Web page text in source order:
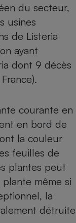
du secteur,
usines
de Listeria
ayant
dont 9 décès
courante en
en bord de
la couleur
feuilles de
plantes peut
même si
la
détruite
-
Ventilateur
à expressos
Antivirus